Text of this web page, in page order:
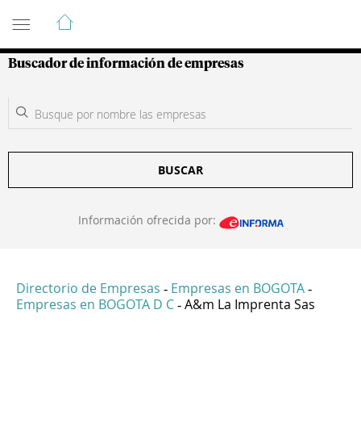
Guía de Empresas Colombianas
Buscador de información de empresas
BUSCAR
Información ofrecida por:
Directorio de Empresas - Empresas en BOGOTA -
Empresas en BOGOTA D C - A&m La Imprenta Sas